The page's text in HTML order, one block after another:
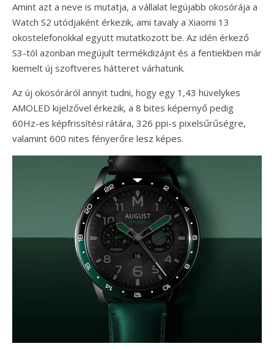
Amint azt a neve is mutatja, a vállalat legújabb okosórája a
Watch S2 utódjaként érkezik, ami tavaly a Xiaomi 13
okostelefonokkal együtt mutatkozott be. Az idén érkező
S3-tól azonban megújult termékdizájnt és a fentiekben már
kiemelt új szoftveres hátteret várhatunk.
Az új okosóráról annyit tudni, hogy egy 1,43 hüvelykes
AMOLED kijelzővel érkezik, a 8 bites képernyő pedig
60Hz-es képfrissítési rátára, 326 ppi-s pixelsűrűségre,
valamint 600 nites fényerőre lesz képes.